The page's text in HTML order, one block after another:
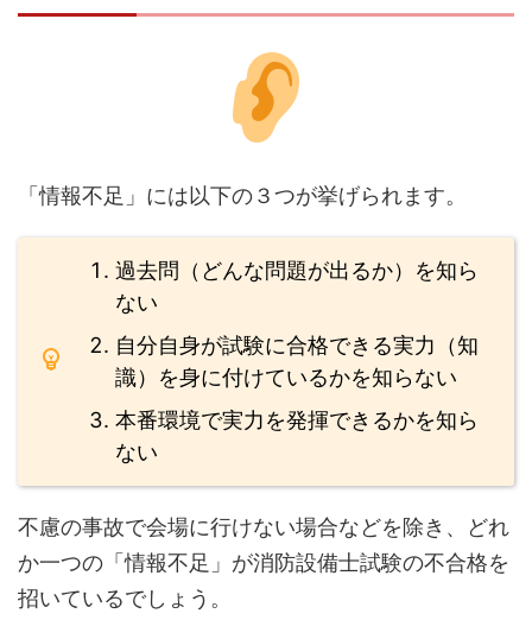
「情報不足」には以下の３つが挙げられます。
過去問（どんな問題が出るか）を知ら
ない
自分自身が試験に合格できる実力（知
識）を身に付けているかを知らない
本番環境で実力を発揮できるかを知ら
ない
不慮の事故で会場に行けない場合などを除き、どれ
か一つの「情報不足」が消防設備士試験の不合格を
招いているでしょう。